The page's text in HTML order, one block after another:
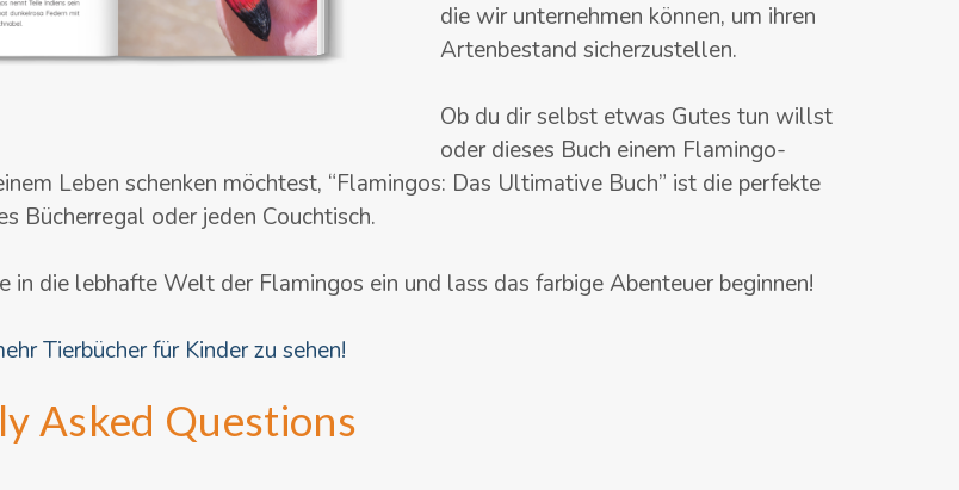
die wir unternehmen können, um ihren
Artenbestand sicherzustellen.
Ob du dir selbst etwas Gutes tun willst
oder dieses Buch einem Flamingo-
Leben schenken möchtest, “Flamingos: Das Ultimative Buch” ist die perfekte
Bücherregal oder jeden Couchtisch.
in die lebhafte Welt der Flamingos ein und lass das farbige Abenteuer beginnen!
Tierbücher für Kinder zu sehen!
Asked Questions